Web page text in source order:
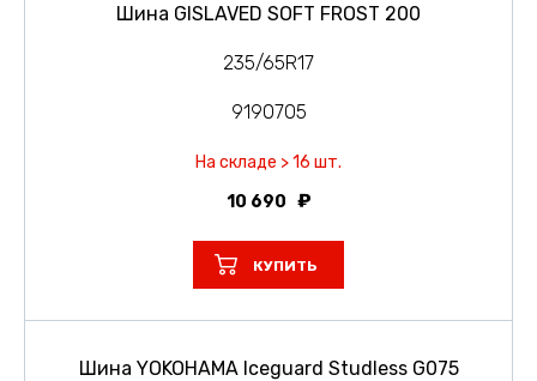
Шина GISLAVED SOFT FROST 200
235/65R17
9190705
На складе > 16 шт.
10 690
КУПИТЬ
Шина YOKOHAMA Iceguard Studless G075